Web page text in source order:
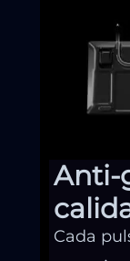
Anti-
Cada